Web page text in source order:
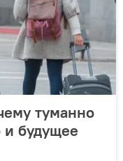
туманно
и будущее